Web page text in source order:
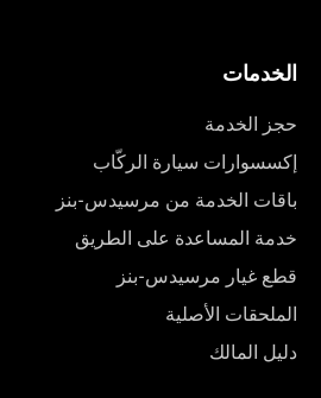
الخدمات
حجز الخدمة
إكسسوارات سيارة الركّاب
باقات الخدمة من مرسيدس-بنز
خدمة المساعدة على الطريق
قطع غيار مرسيدس-بنز
الملحقات الأصلية
دليل المالك